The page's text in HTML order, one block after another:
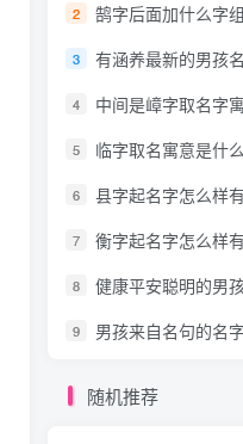
2 鹄字后面加什么字
3 有涵养最新的男孩
4 中间是嶂字取名字
5 临字取名寓意是什么
6 县字起名字怎么样
7 衡字起名字怎么样
8 健康平安聪明的男
9 男孩来自名句的名字
随机推荐